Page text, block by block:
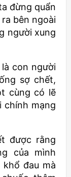
đừng quẩn
bên ngoài
người xung
con người
sợ chết,
cùng có lẽ
chính mạng
được rằng
của mình
đau mà